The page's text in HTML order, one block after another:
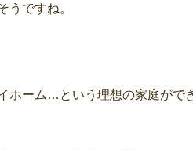
うですね。
ホーム…という理想の家庭がで